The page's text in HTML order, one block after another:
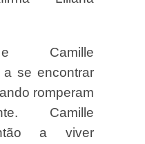
Camille
a se encontrar
romperam
Camille
a viver